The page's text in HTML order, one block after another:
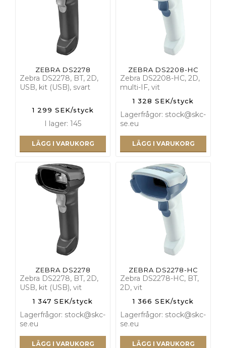
ZEBRA DS2278
Zebra DS2278, BT, 2D,
USB, kit (USB), svart
1 299 SEK/styck
I lager: 145
LÄGG I VARUKORG
ZEBRA DS2208-HC
Zebra DS2208-HC, 2D,
multi-IF, vit
1 328 SEK/styck
Lagerfrågor: stock@skc-
se.eu
LÄGG I VARUKORG
ZEBRA DS2278
Zebra DS2278, BT, 2D,
USB, kit (USB), vit
1 347 SEK/styck
Lagerfrågor: stock@skc-
se.eu
LÄGG I VARUKORG
ZEBRA DS2278-HC
Zebra DS2278-HC, BT,
2D, vit
1 366 SEK/styck
Lagerfrågor: stock@skc-
se.eu
LÄGG I VARUKORG